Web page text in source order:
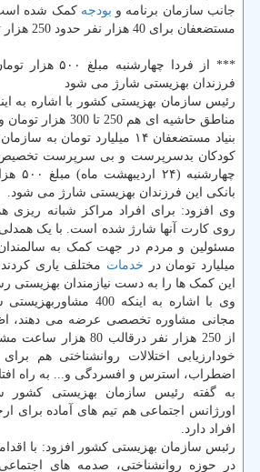
جانب سازمان برنامه و بودجه کمک شده است.
مستضعفان برای 40 هزار نفر حدود 250 هزار تومان واریز شده است.
*** از فردا
فرزندان بهزیستی شارژ می شود
مناطق حاشیه ای هم
بنیاد مستضعفان ۱۴ میلیارد
کودکان بدسرپرست و بی سرپرست تخصیص
بانکی این فرزندان بهزیستی شارژ می شود.
روی کارت آنها شارژ شده است. با یک همدلی
میلیارد تومان در خدمات مختلف یاری
این کمک ها را به دست نیازمندان بهزیستی
مجانی مشاوره تخصصی عرضه می دهند،
از 250 هزار نفر درقالب
خودارزیابی اختلالات روانشناختی هم
اضطراب، استرس و افسردگی و... به راه
اورژانس اجتماعی هم تیم های آماده برای
افراد دارد.
رئبس سازمان بهزیستی کشور افزود: با
در حوزه روانشناختی، صدمه های